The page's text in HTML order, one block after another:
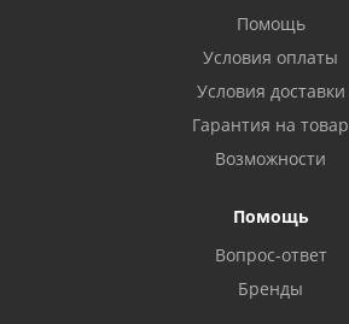
Помощь
Условия оплаты
Условия доставки
Гарантия на товар
Возможности
Помощь
Вопрос-ответ
Бренды